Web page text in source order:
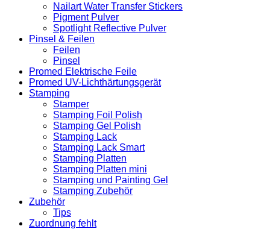
Nailart Water Transfer Stickers
Pigment Pulver
Spotlight Reflective Pulver
Pinsel & Feilen
Feilen
Pinsel
Promed Elektrische Feile
Promed UV-Lichthärtungsgerät
Stamping
Stamper
Stamping Foil Polish
Stamping Gel Polish
Stamping Lack
Stamping Lack Smart
Stamping Platten
Stamping Platten mini
Stamping und Painting Gel
Stamping Zubehör
Zubehör
Tips
Zuordnung fehlt